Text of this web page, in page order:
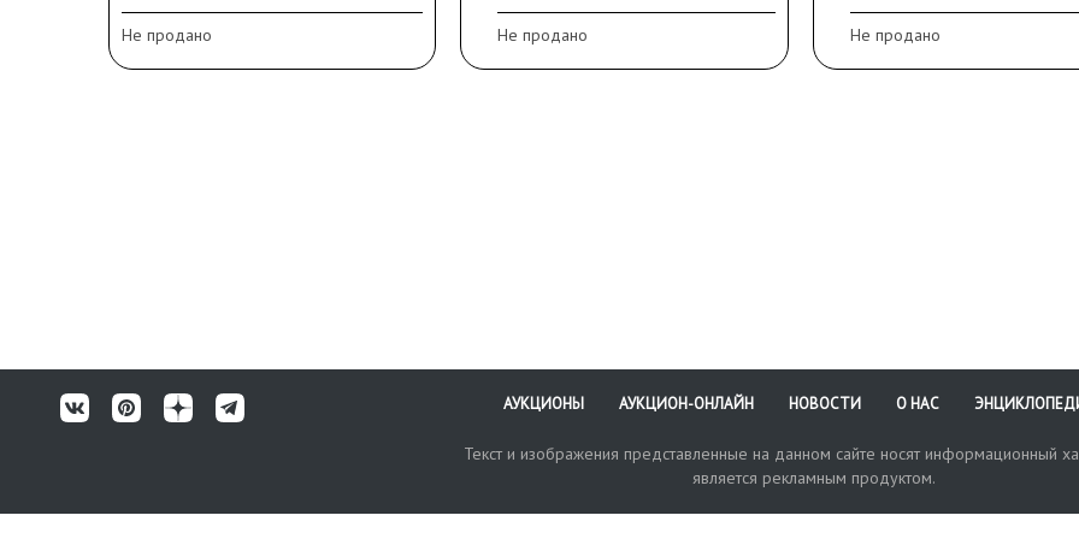
пятна
Не продано
изображении
Не продано Не продано
АУКЦИОНЫ АУКЦИОН-ОНЛАЙН НОВОСТИ О НАС
Текст и изображения представленные на данном сайте носят информационный
является рекламным продуктом.